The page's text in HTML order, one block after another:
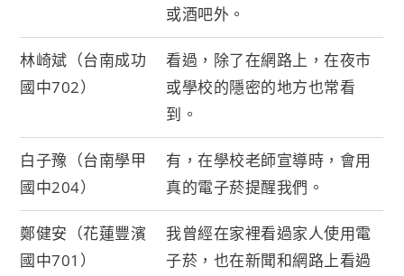
或酒吧外。
林崎斌（台南成功
國中702）
看過，除了在網路上，在夜市
或學校的隱密的地方也常看
到。
白子豫（台南學甲
國中204）
有，在學校老師宣導時，會用
真的電子菸提醒我們。
鄭健安（花蓮豐濱
國中701）
我曾經在家裡看過家人使用電
子菸，也在新聞和網路上看過